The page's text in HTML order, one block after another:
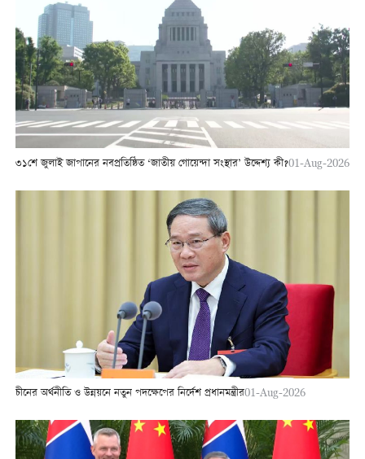
৩১শে জুলাই জাপানের নবপ্রতিষ্ঠিত ‘জাতীয় গোয়েন্দা সংস্থার’ উদ্দেশ্য কী?01-Aug-2026
চীনের অর্থনীতি ও উন্নয়নে নতুন পদক্ষেপের নির্দেশ প্রধানমন্ত্রীর01-Aug-2026